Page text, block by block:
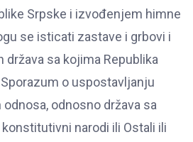
Srpske i izvođenjem himne
se isticati zastave i grbovi i
sa kojima Republika
o uspostavljanju
odnosno država sa
narodi ili Ostali ili